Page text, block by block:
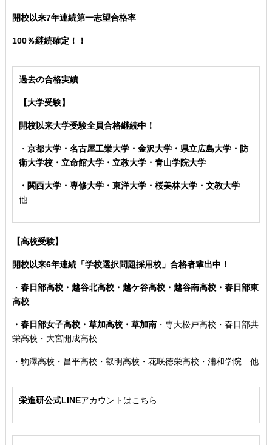
開校以来7年連続第一志望合格率
100％継続確定！！
過去の合格実績
【大学受験】
開校以来大学受験全員合格継続中！
・ 京都大学・名古屋工業大学・金沢大学・県立広島大学・防
衛大学校・立命館大学・立教大学・青山学院大学
・関西大学・専修大学・東洋大学・桜美林大学・文教大学
他
【高校受験】
開校以来6年連続「学校選択問題採用校」合格者輩出中！
・ 春日部高校・越谷北高校・越ケ谷高校・越谷南高校・春日部東
高校
・春日部女子高校・草加高校・草加南・専大松戸高校 ・春日部共
栄高校・大宮開成高校
・駒澤高校・昌平高校・叡明高校・花咲徳栄高校・浦和学院 他
栄進研公式LINEアカウントはこちら